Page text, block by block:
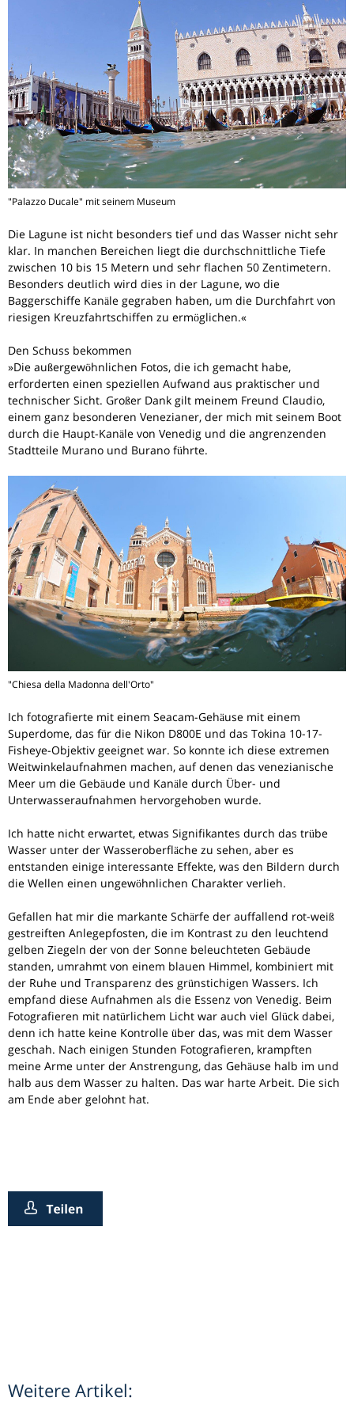
"Palazzo Ducale" mit seinem Museum
Die Lagune ist nicht besonders tief und das Wasser nicht sehr
klar. In manchen Bereichen liegt die durchschnittliche Tiefe
zwischen 10 bis 15 Metern und sehr flachen 50 Zentimetern.
Besonders deutlich wird dies in der Lagune, wo die
Baggerschiffe Kanäle gegraben haben, um die Durchfahrt von
riesigen Kreuzfahrtschiffen zu ermöglichen.«
Den Schuss bekommen
»Die außergewöhnlichen Fotos, die ich gemacht habe,
erforderten einen speziellen Aufwand aus praktischer und
technischer Sicht. Großer Dank gilt meinem Freund Claudio,
einem ganz besonderen Venezianer, der mich mit seinem Boot
durch die Haupt-Kanäle von Venedig und die angrenzenden
Stadtteile Murano und Burano führte.
"Chiesa della Madonna dell'Orto"
Ich fotografierte mit einem Seacam-Gehäuse mit einem
Superdome, das für die Nikon D800E und das Tokina 10-17-
Fisheye-Objektiv geeignet war. So konnte ich diese extremen
Weitwinkelaufnahmen machen, auf denen das venezianische
Meer um die Gebäude und Kanäle durch Über- und
Unterwasseraufnahmen hervorgehoben wurde.
Ich hatte nicht erwartet, etwas Signifikantes durch das trübe
Wasser unter der Wasseroberfläche zu sehen, aber es
entstanden einige interessante Effekte, was den Bildern durch
die Wellen einen ungewöhnlichen Charakter verlieh.
Gefallen hat mir die markante Schärfe der auffallend rot-weiß
gestreiften Anlegepfosten, die im Kontrast zu den leuchtend
gelben Ziegeln der von der Sonne beleuchteten Gebäude
standen, umrahmt von einem blauen Himmel, kombiniert mit
der Ruhe und Transparenz des grünstichigen Wassers. Ich
empfand diese Aufnahmen als die Essenz von Venedig. Beim
Fotografieren mit natürlichem Licht war auch viel Glück dabei,
denn ich hatte keine Kontrolle über das, was mit dem Wasser
geschah. Nach einigen Stunden Fotografieren, krampften
meine Arme unter der Anstrengung, das Gehäuse halb im und
halb aus dem Wasser zu halten. Das war harte Arbeit. Die sich
am Ende aber gelohnt hat.
Weitere Artikel: